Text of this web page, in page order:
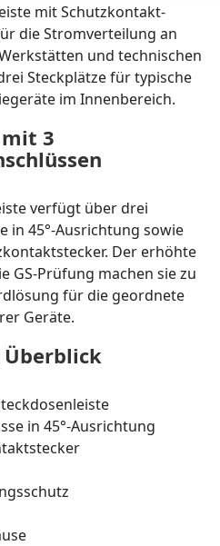
mit Schutzkontakt-
die Stromverteilung an
und technischen
Steckplätze für typische
im Innenbereich.
3
verfügt über drei
in 45°-Ausrichtung sowie
Der erhöhte
GS-Prüfung machen sie zu
für die geordnete
Geräte.
Überblick
in 45°-Ausrichtung